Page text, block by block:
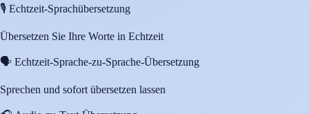
🎙️ Echtzeit-Sprachübersetzung
Übersetzen Sie Ihre Worte in Echtzeit
🗣️ Echtzeit-Sprache-zu-Sprache-Übersetzung
Sprechen und sofort übersetzen lassen